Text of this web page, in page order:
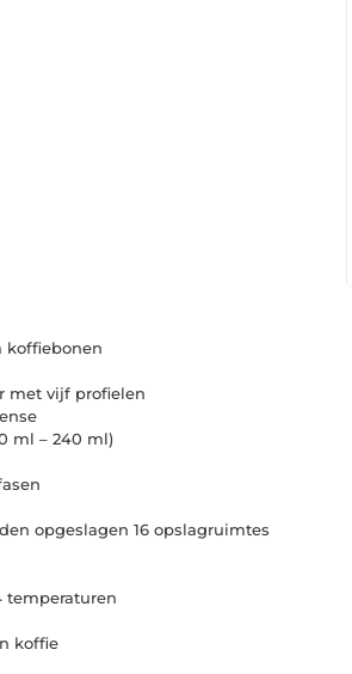
koffiebonen
met vijf profielen
ml – 240 ml)
opgeslagen 16 opslagruimtes
temperaturen
koffie